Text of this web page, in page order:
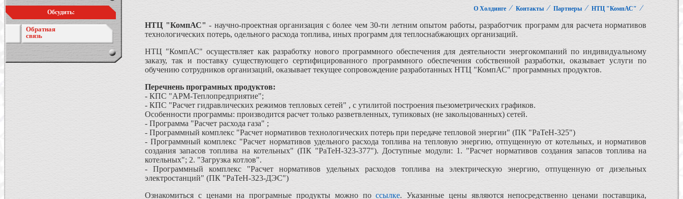
Обсудить:
Обратная
связь
О Холдинге ⁄ Контакты ⁄ Партнеры ⁄ НТЦ "КомпАС" ⁄
НТЦ "КомпАС" - научно-проектная организация с более чем 30-ти летним опытом работы, разработчик программ для расчета нормативов
технологических потерь, одельного расхода топлива, иных программ для теплоснабжающих организаций.
НТЦ "КомпАС" осуществляет как разработку нового программного обеспечения для деятельности энергокомпаний по индивидуальному
заказу, так и поставку существующего сертифицированного программного обеспечения собственной разработки, оказывает услуги по
обучению сотрудников организаций, оказывает текущее сопровождение разработанных НТЦ "КомпАС" программных продуктов.
Перечнень програмных продуктов:
- КПС "АРМ-Теплопредприятие";
- КПС "Расчет гидравлических режимов тепловых сетей" , с утилитой построения пьезометрических графиков.
Особенности программы: производится расчет только разветвленных, тупиковых (не закольцованных) сетей.
- Программа "Расчет расхода газа" ;
- Программный комплекс "Расчет нормативов технологических потерь при передаче тепловой энергии" (ПК "РаТеН-325")
- Программный комплекс "Расчет нормативов удельного расхода топлива на тепловую энергию, отпущенную от котельных, и нормативов
создания запасов топлива на котельных" (ПК "РаТеН-323-377"). Доступные модули: 1. "Расчет нормативов создания запасов топлива на
котельных"; 2. "Загрузка котлов".
- Программный комплекс "Расчет нормативов удельных расходов топлива на электрическую энергию, отпущенную от дизельных
электростанций" (ПК "РаТеН-323-ДЭС")
Ознакомиться с ценами на програмные продукты можно поссылке. Указанные цены являются непосредственно ценами поставщика,